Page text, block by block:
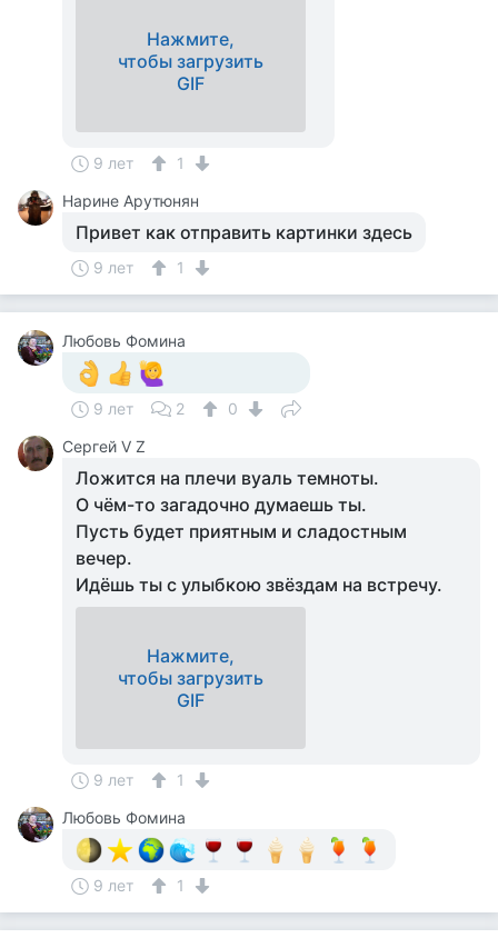
Нажмите,
чтобы загрузить
GIF
9 лет
1
Нарине Арутюнян
Привет как отправить картинки здесь
9 лет 1
Любовь Фомина
9 лет 2
0
Сергей V Z
Ложится на плечи вуаль темноты.
О чём-то загадочно думаешь ты.
Пусть будет приятным и сладостным
вечер.
Идёшь ты с улыбкою звёздам на встречу.
Нажмите,
чтобы загрузить
GIF
9 лет
1
Любовь Фомина
9 лет 1